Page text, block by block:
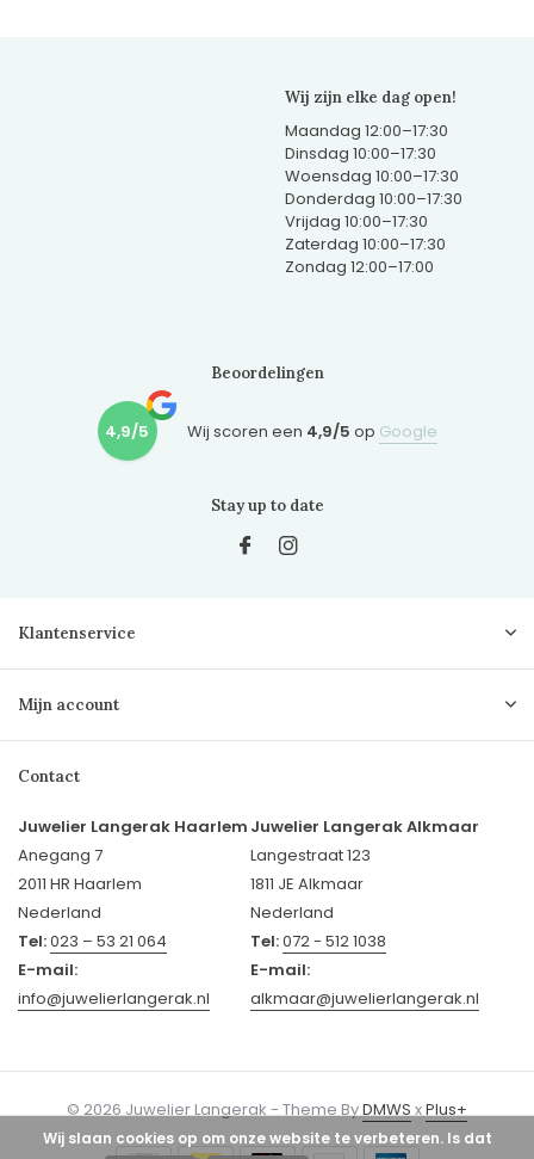
Wij zijn elke dag open!
Maandag 12:00–17:30
Dinsdag 10:00–17:30
Woensdag 10:00–17:30
Donderdag 10:00–17:30
Vrijdag 10:00–17:30
Zaterdag 10:00–17:30
Zondag 12:00–17:00
Beoordelingen
4,9/5 Wij scoren een 4,9/5 op Google
Stay up to date
Klantenservice
Mijn account
Contact
Juwelier Langerak Haarlem
Anegang 7
2011 HR Haarlem
Nederland
Tel:023 – 53 21 064
E-mail:
info@juwelierlangerak.nl
Juwelier Langerak Alkmaar
Langestraat 123
1811 JE Alkmaar
Nederland
Tel:072 - 512 1038
E-mail:
alkmaar@juwelierlangerak.nl
© 2026 Juwelier Langerak - Theme ByDMWSxPlus+
Wij slaan cookies op om onze website te verbeteren. Is dat